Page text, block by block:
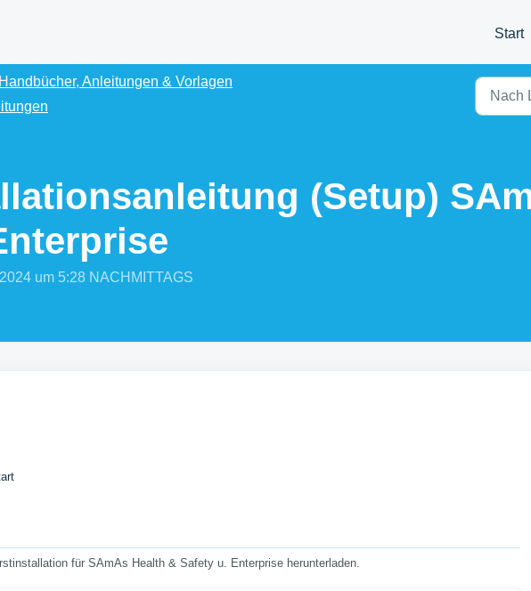
Start
Handbücher, Anleitungen & Vorlagen
(Setup)
um 5:28 NACHMITTAGS
für SAmAs Health & Safety u. Enterprise herunterladen.